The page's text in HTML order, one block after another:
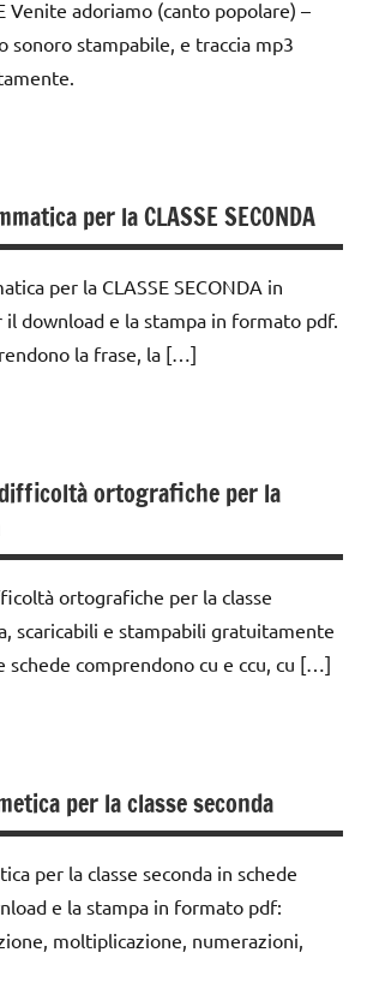
Venite adoriamo (canto popolare) –
sonoro stampabile, e traccia mp3
per la CLASSE SECONDA
per la CLASSE SECONDA in
il download e la stampa in formato pdf.
la frase, la […]
ortografiche per la
ortografiche per la classe
scaricabili e stampabili gratuitamente
schede comprendono cu e ccu, cu […]
per la classe seconda
per la classe seconda in schede
e la stampa in formato pdf:
moltiplicazione, numerazioni,